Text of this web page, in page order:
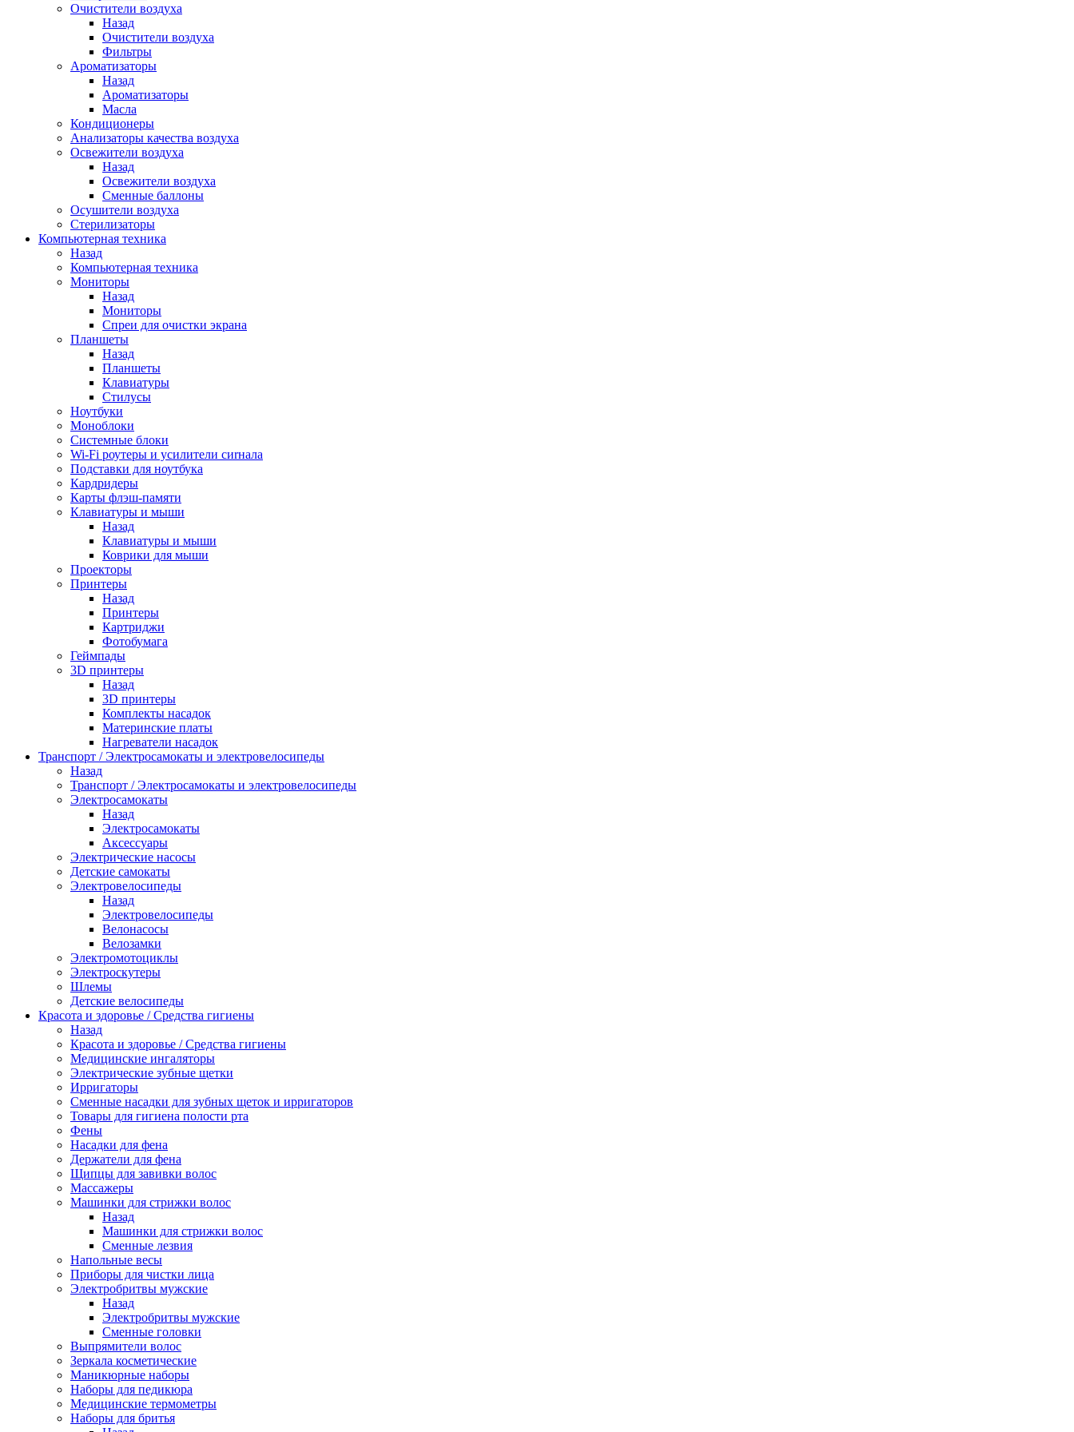
Очистители воздуха
Назад
Очистители воздуха
Фильтры
Ароматизаторы
Назад
Ароматизаторы
Масла
Кондиционеры
Анализаторы качества воздуха
Освежители воздуха
Назад
Освежители воздуха
Сменные баллоны
Осушители воздуха
Стерилизаторы
Компьютерная техника
Назад
Компьютерная техника
Мониторы
Назад
Мониторы
Спреи для очистки экрана
Планшеты
Назад
Планшеты
Клавиатуры
Стилусы
Ноутбуки
Моноблоки
Системные блоки
Wi-Fi роутеры и усилители сиrнала
Подставки для ноутбука
Кардридеры
Карты флэш-памяти
Клавиатуры и мыши
Назад
Клавиатуры и мыши
Коврики для мыши
Проекторы
Принтеры
Назад
Принтеры
Картриджи
Фотобумага
Геймпады
3D принтеры
Назад
3D принтеры
Комплекты насадок
Материнские платы
Нагреватели насадок
Транспорт / Электросамокаты и электровелосипеды
Назад
Транспорт / Электросамокаты и электровелосипеды
Электросамокаты
Назад
Электросамокаты
Аксессуары
Электрические насосы
Детские самокаты
Электровелосипеды
Назад
Электровелосипеды
Велонасосы
Велозамки
Электромотоциклы
Электроскутеры
Шлемы
Детские велосипеды
Красота и здоровье / Средства гигиены
Назад
Красота и здоровье / Средства гигиены
Медицинские ингаляторы
Электрические зубные щетки
Ирригаторы
Сменные насадки для зубных щеток и ирригаторов
Товары для гигиена полости рта
Фены
Насадки для фена
Держатели для фена
Щипцы для завивки волос
Массажеры
Машинки для стрижки волос
Назад
Машинки для стрижки волос
Сменные лезвия
Напольные весы
Приборы для чистки лица
Электробритвы мужские
Назад
Электробритвы мужские
Сменные головки
Выпрямители волос
Зеркала косметические
Маникюрные наборы
Наборы для педикюра
Медицинские термометры
Наборы для бритья